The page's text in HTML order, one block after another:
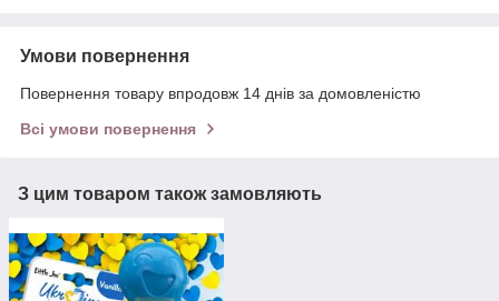
Умови повернення
Повернення товару впродовж 14 днів за домовленістю
Всі умови повернення
З цим товаром також замовляють